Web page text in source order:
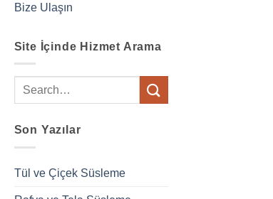
Bize Ulaşın
Site İçinde Hizmet Arama
Son Yazılar
Tül ve Çiçek Süsleme